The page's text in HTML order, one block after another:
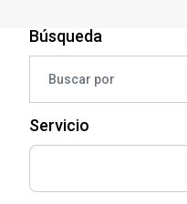
Búsqueda
Servicio